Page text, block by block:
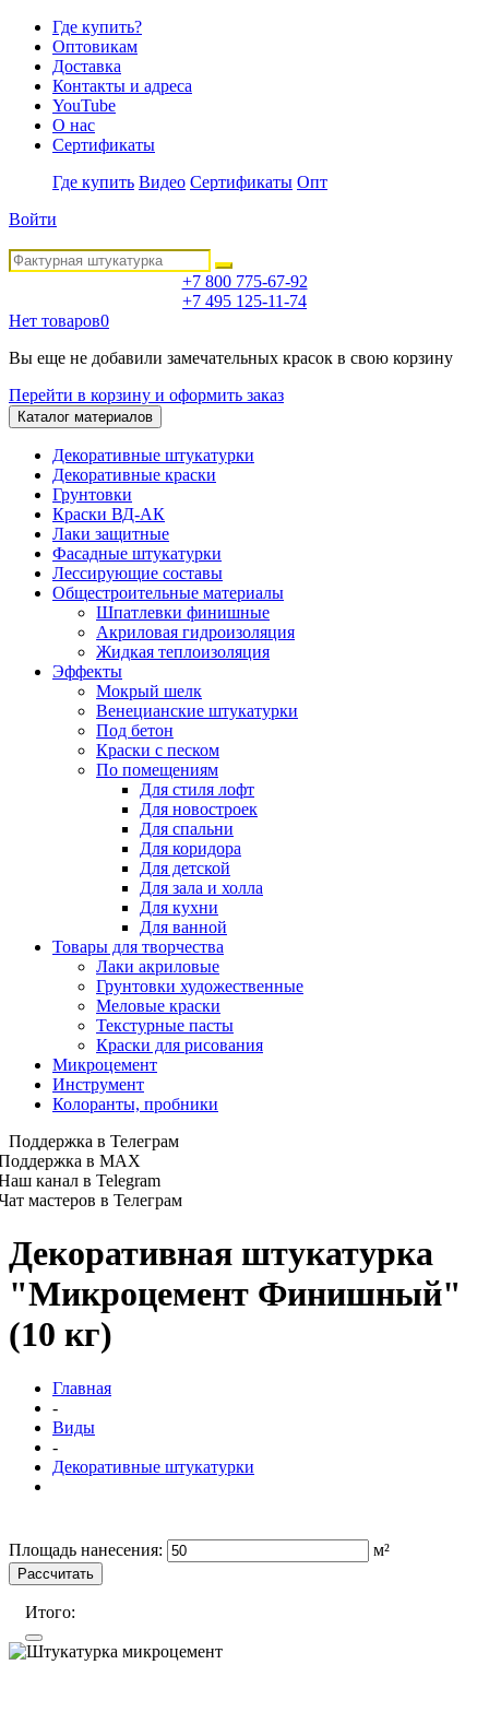
Где купить?
Оптовикам
Доставка
Контакты и адреса
YouTube
О нас
Сертификаты
Где купить Видео Сертификаты Опт
Войти
+7 800 775-67-92
+7 495 125-11-74
Нет товаров0
Вы еще не добавили замечательных красок в свою корзину
Перейти в корзину и оформить заказ
Каталог материалов
Декоративные штукатурки
Декоративные краски
Грунтовки
Краски ВД-АК
Лаки защитные
Фасадные штукатурки
Лессирующие составы
Общестроительные материалы
Шпатлевки финишные
Акриловая гидроизоляция
Жидкая теплоизоляция
Эффекты
Мокрый шелк
Венецианские штукатурки
Под бетон
Краски с песком
По помещениям
Для стиля лофт
Для новостроек
Для спальни
Для коридора
Для детской
Для зала и холла
Для кухни
Для ванной
Товары для творчества
Лаки акриловые
Грунтовки художественные
Меловые краски
Текстурные пасты
Краски для рисования
Микроцемент
Инструмент
Колоранты, пробники
Поддержка в Телеграм
в MAX
канал в Telegram
мастеров в Телеграм
Декоративная штукатурка
"Микроцемент Финишный"
(10 кг)
Главная
-
Виды
-
Декоративные штукатурки
Площадь нанесения:
м²
Рассчитать
Итого: